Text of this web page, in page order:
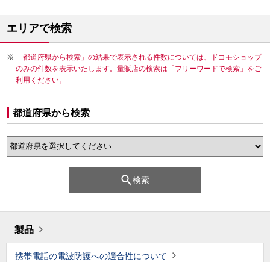
エリアで検索
「都道府県から検索」の結果で表示される件数については、ドコモショップ
のみの件数を表示いたします。量販店の検索は「フリーワードで検索」をご
利用ください。
都道府県から検索
検索
製品
携帯電話の電波防護への適合性について